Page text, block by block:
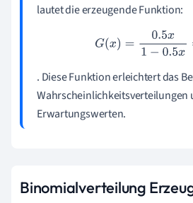
lautet die erzeugende Funktion:
G (x) =0.5x1−0.5x
. Diese Funktion erleichtert das
Wahrscheinlichkeitsverteilungen
Erwartungswerten.
Binomialverteilung